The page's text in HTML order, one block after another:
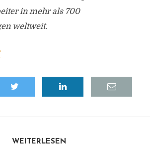
in mehr als 700
weltweit.
WEITERLESEN